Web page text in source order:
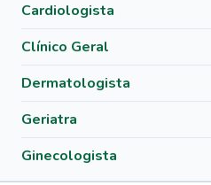
Cardiologista
Clínico Geral
Dermatologista
Geriatra
Ginecologista